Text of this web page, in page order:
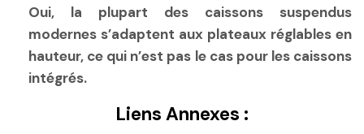
Oui, la plupart des caissons suspendus
modernes s’adaptent aux plateaux réglables en
hauteur, ce qui n’est pas le cas pour les caissons
intégrés.
Liens Annexes :